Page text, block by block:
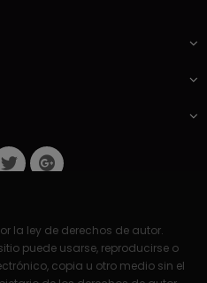
la ley de derechos de autor.
puede usarse, reproducirse o
copia u otro medio sin el